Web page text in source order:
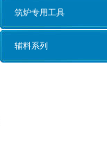
筑炉专用工具
辅料系列